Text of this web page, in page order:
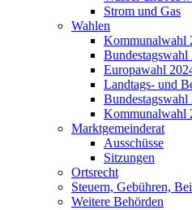
Strom und Gas
Wahlen
Kommunalwahl
Bundestagswahl
Europawahl
Landtags- und
Bundestagswahl
Kommunalwahl
Marktgemeinderat
Ausschüsse
Sitzungen
Ortsrecht
Steuern, Gebühren,
Weitere Behörden